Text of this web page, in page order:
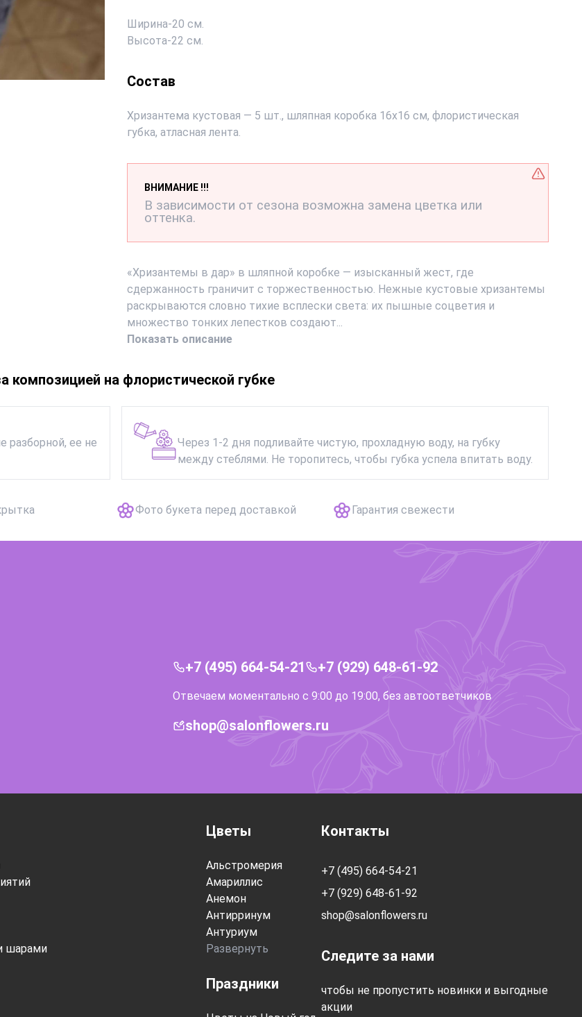
Ширина-20 см.
Высота-22 см.
Состав
Хризантема кустовая — 5 шт., шляпная коробка 16х16 см, флористическая
губка, атласная лента.
ВНИМАНИЕ !!!
В зависимости от сезона возможна замена цветка или
оттенка.
«Хризантемы в дар» в шляпной коробке — изысканный жест, где
сдержанность граничит с торжественностью. Нежные кустовые хризантемы
раскрываются словно тихие всплески света: их пышные соцветия и
множество тонких лепестков создают...
Показать описание
композицией на флористической губке
разборной, ее не
Через 1-2 дня подливайте чистую, прохладную воду, на губку
между стеблями. Не торопитесь, чтобы губка успела впитать воду.
Фото букета перед доставкой Гарантия свежести
+7 (495) 664-54-21 +7 (929) 648-61-92
Отвечаем моментально с 9:00 до 19:00, без автоответчиков
shop@salonflowers.ru
шарами
Цветы
Альстромерия
Амариллис
Анемон
Антирринум
Антуриум
Развернуть
Праздники
Контакты
+7 (495) 664-54-21
+7 (929) 648-61-92
shop@salonflowers.ru
Следите за нами
чтобы не пропустить новинки и выгодные
акции